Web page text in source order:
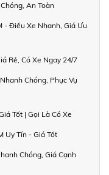
An Toàn
- Điều Xe Nhanh, Giá Ưu
Rẻ, Có Xe Ngay 24/7
Chóng, Phục Vụ
Tốt | Gọi Là Có Xe
Uy Tín - Giá Tốt
Chóng, Giá Cạnh